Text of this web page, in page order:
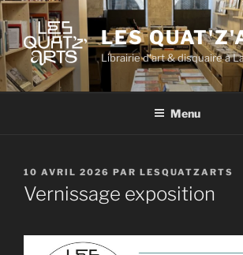
Aller
au
contenu
principal
LES
Librairie d'art & disquaire à
Menu
PUBLIÉ
LE
10 AVRIL 2026 PAR LESQUATZARTS
Vernissage exposition